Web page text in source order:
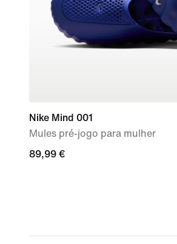
Nike Mind 001
Mules pré-jogo para mulher
89,99
89,99 €